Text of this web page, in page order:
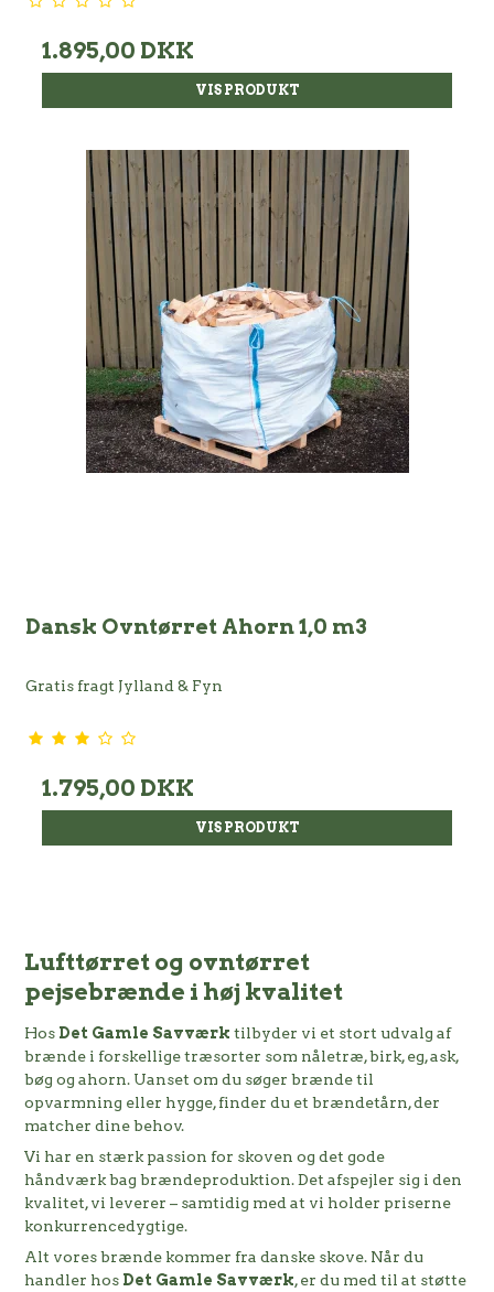
1.895,00 DKK
VIS PRODUKT
Dansk Ovntørret Ahorn 1,0 m3
Gratis fragt Jylland & Fyn
1.795,00 DKK
VIS PRODUKT
Lufttørret og ovntørret
pejsebrænde i høj kvalitet
Hos Det Gamle Savværk tilbyder vi et stort udvalg af
brænde i forskellige træsorter som nåletræ, birk, eg, ask,
bøg og ahorn. Uanset om du søger brænde til
opvarmning eller hygge, finder du et brændetårn, der
matcher dine behov.
Vi har en stærk passion for skoven og det gode
håndværk bag brændeproduktion. Det afspejler sig i den
kvalitet, vi leverer – samtidig med at vi holder priserne
konkurrencedygtige.
Alt vores brænde kommer fra danske skove. Når du
handler hos Det Gamle Savværk, er du med til at støtte